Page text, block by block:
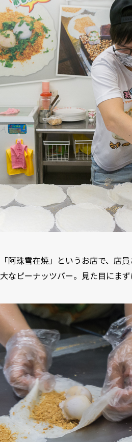
「阿珠雪在焼」というお店で、店
大なピーナッツバー。見た目にまず